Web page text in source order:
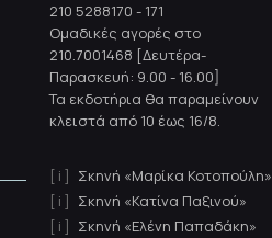
210 5288170 - 171
Ομαδικές αγορές στο
210.7001468 [Δευτέρα-
Παρασκευή: 9.00 - 16.00]
Τα εκδοτήρια θα παραμείνουν
κλειστά από 10 έως 16/8.
Σκηνή «Μαρίκα Κοτοπούλη»
Σκηνή «Κατίνα Παξινού»
Σκηνή «Ελένη Παπαδάκη»